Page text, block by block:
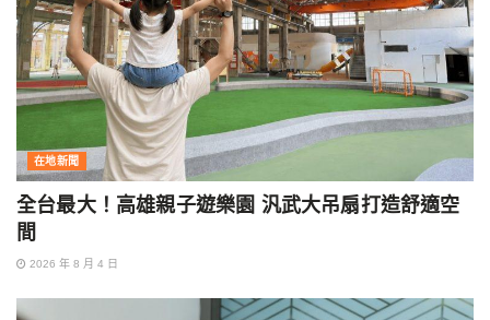
在地新聞
全台最大！高雄親子遊樂園 汎武大吊扇打造舒適空
間
2026 年 8 月 4 日